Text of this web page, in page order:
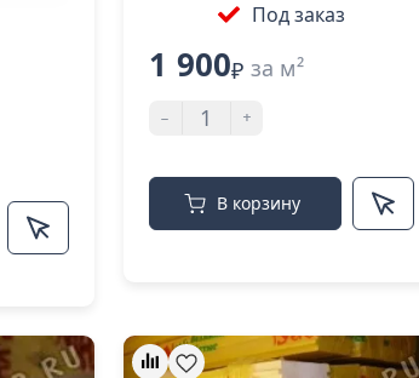
Под заказ
1 900₽ за м²
- +
В корзину